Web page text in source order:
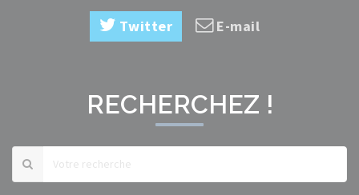
Twitter E-mail
RECHERCHEZ !